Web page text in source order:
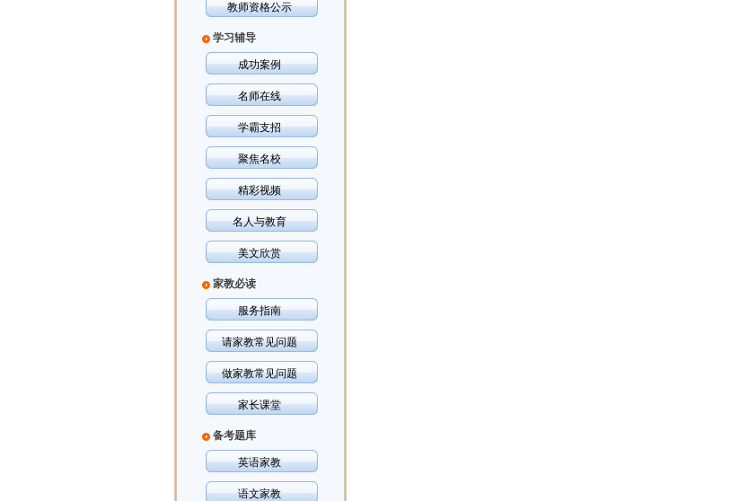
教师资格公示
学习辅导
成功案例
名师在线
学霸支招
聚焦名校
精彩视频
名人与教育
美文欣赏
家教必读
服务指南
请家教常见问题
做家教常见问题
家长课堂
备考题库
英语家教
语文家教